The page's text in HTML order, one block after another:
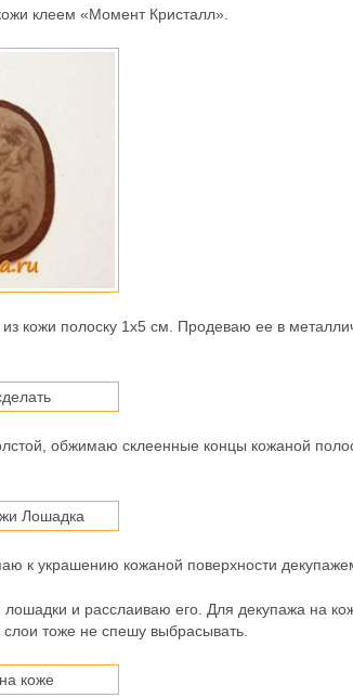
клеем «Момент Кристалл».
кожи полоску 1х5 см. Продеваю ее в
обжимаю склеенные концы кожаной
к украшению кожаной поверхности
и расслаиваю его. Для декупажа на
тоже не спешу выбрасывать.